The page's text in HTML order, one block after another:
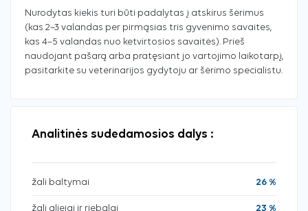
Nurodytas kiekis turi būti padalytas į atskirus šėrimus
(kas 2–3 valandas per pirmąsias tris gyvenimo savaites,
kas 4–5 valandas nuo ketvirtosios savaitės). Prieš
naudojant pašarą arba pratęsiant jo vartojimo laikotarpį,
pasitarkite su veterinarijos gydytoju ar šėrimo specialistu.
Analitinės sudedamosios dalys :
žali baltymai 26 %
žali aliejai ir riebalai 23 %